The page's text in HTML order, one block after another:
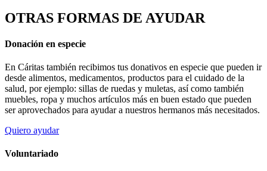
OTRAS FORMAS DE AYUDAR
Donación en especie
En Cáritas también recibimos tus donativos en especie que pueden ir
desde alimentos, medicamentos, productos para el cuidado de la
salud, por ejemplo: sillas de ruedas y muletas, así como también
muebles, ropa y muchos artículos más en buen estado que pueden
ser aprovechados para ayudar a nuestros hermanos más necesitados.
Quiero ayudar
Voluntariado